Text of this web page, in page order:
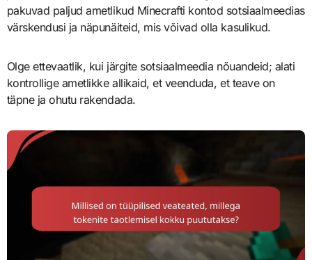
pakuvad paljud ametlikud Minecrafti kontod sotsiaalmeedias
värskendusi ja näpunäiteid, mis võivad olla kasulikud.
Olge ettevaatlik, kui järgite sotsiaalmeedia nõuandeid; alati
kontrollige ametlikke allikaid, et veenduda, et teave on
täpne ja ohutu rakendada.